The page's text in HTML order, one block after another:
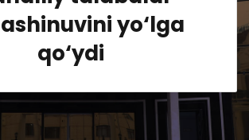
yo‘lga
qo‘ydi